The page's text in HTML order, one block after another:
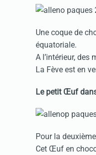
Une coque de
équatoriale.
A l’intérieur,
La Fève est en
Le petit Œuf
Pour la
Cet Œuf en